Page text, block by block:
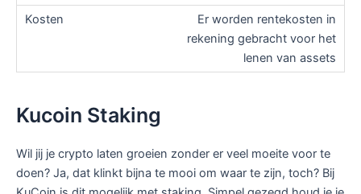
Er worden rentekosten in
rekening gebracht voor het
lenen van assets
Kucoin Staking
Wil jij je crypto laten groeien zonder er veel moeite voor te
doen? Ja, dat klinkt bijna te mooi om waar te zijn, toch? Bij